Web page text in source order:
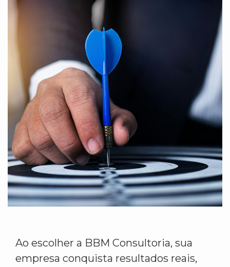
Ao escolher a BBM Consultoria, sua
empresa conquista resultados reais,